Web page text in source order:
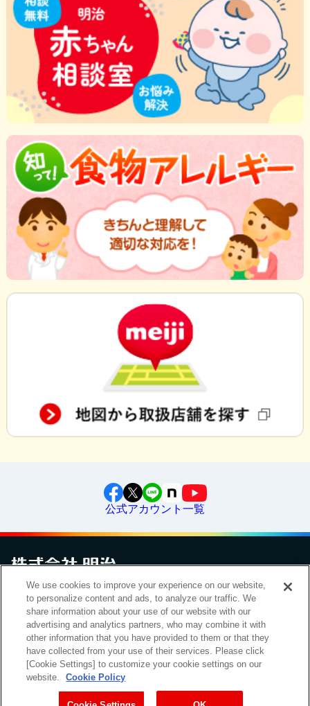
公式アカウント一覧
お問い合わせ サイトマップ個人情報保護について電子公告
アクセシビリティへの対応方針ご利用規約明治グループのDX
Cookie Settings
明治ホールディングス株式会社 （ ｜ 簡体 ）
Meiji Seika ファルマ株式会社
We use cookies to improve your experience on our website,
to personalize content and ads, to analyze our traffic. We
share information about your use of our website with our
advertising and analytics partners, who may combine it with
other information that you have provided to them or that they
have collected from your use of their services. Please click
[Cookie Settings] to customize your cookie settings on our
website.
Cookie Policy